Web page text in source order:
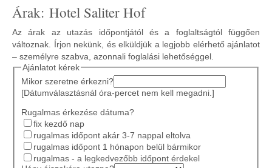
Árak: Hotel Saliter Hof
Az árak az utazás időpontjától és a foglaltságtól függően
változnak. Írjon nekünk, és elküldjük a legjobb elérhető ajánlatot
– személyre szabva, azonnali foglalási lehetőséggel.
Ajánlatot kérek
Mikor szeretne érkezni?
[Dátumválasztásnál óra-percet nem kell megadni.]
Rugalmas érkezése dátuma?
fix kezdő nap
rugalmas időpont akár 3-7 nappal eltolva
rugalmas időpont 1 hónapon belül bármikor
rugalmas - a legkedvezőbb időpont érdekel